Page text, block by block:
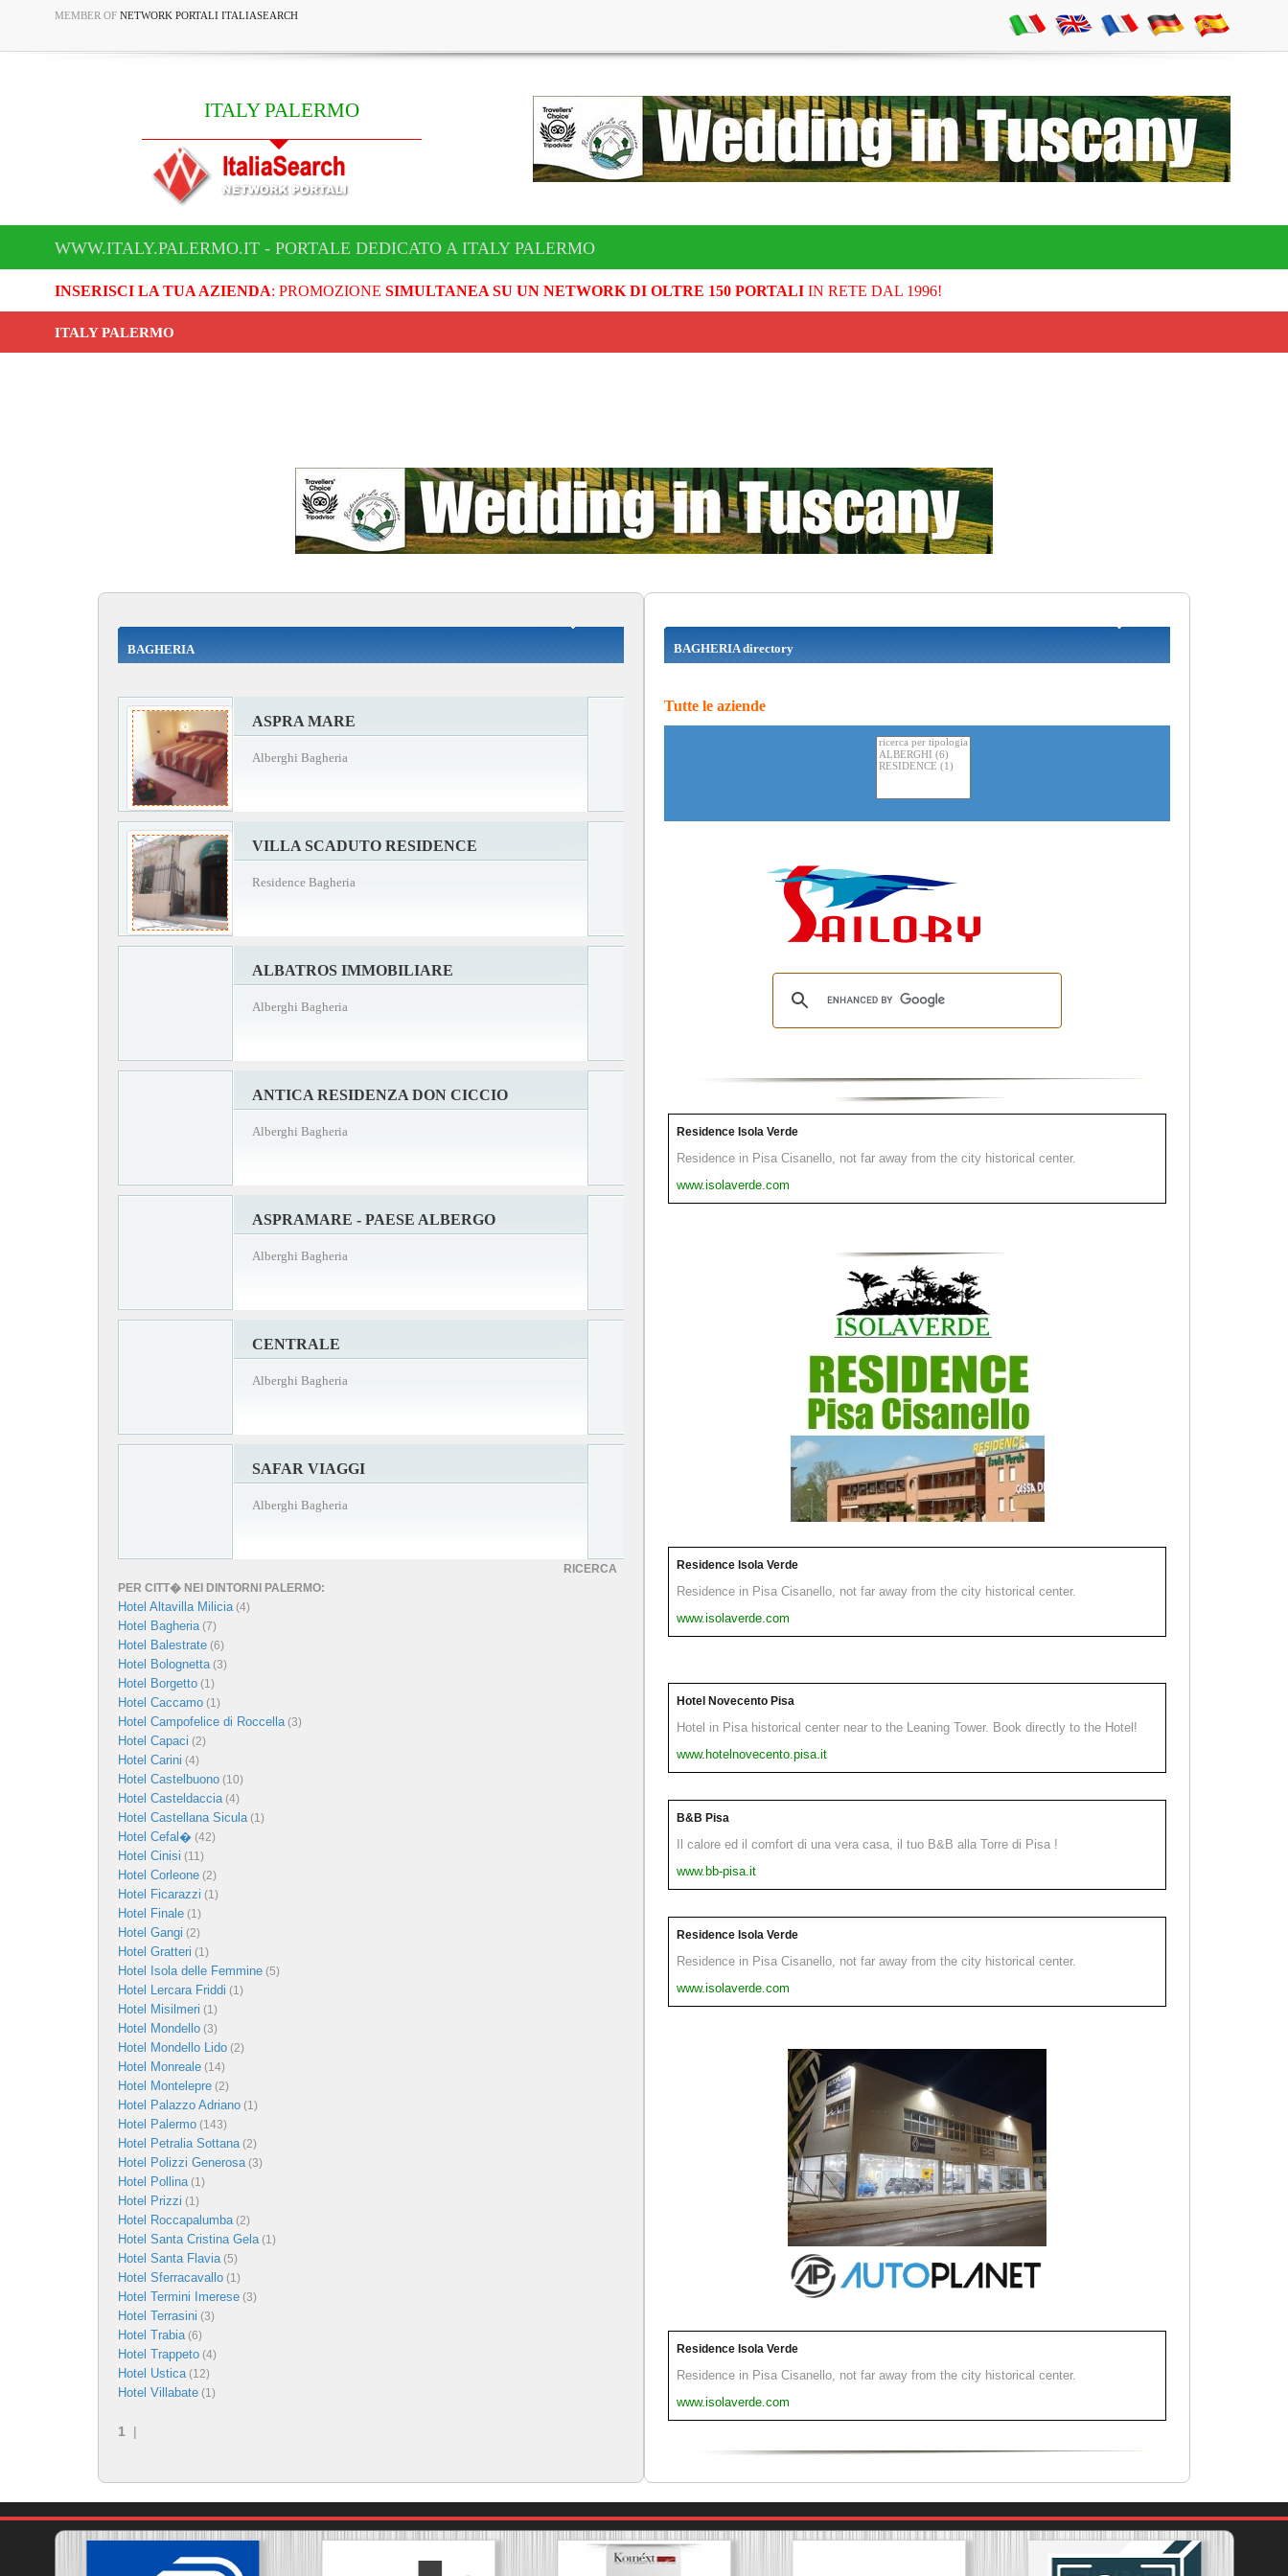
MEMBER OF NETWORK PORTALI ITALIASEARCH
ITALY PALERMO
WWW.ITALY.PALERMO.IT - PORTALE DEDICATO A ITALY PALERMO
INSERISCI LA TUA AZIENDA: PROMOZIONE SIMULTANEA SU UN NETWORK DI OLTRE 150 PORTALIIN RETE DAL 1996!
ITALY PALERMO
BAGHERIA
ASPRA MARE
Alberghi Bagheria
VILLA SCADUTO RESIDENCE
Residence Bagheria
ALBATROS IMMOBILIARE
Alberghi Bagheria
ANTICA RESIDENZA DON CICCIO
Alberghi Bagheria
ASPRAMARE - PAESE ALBERGO
Alberghi Bagheria
CENTRALE
Alberghi Bagheria
SAFAR VIAGGI
Alberghi Bagheria
RICERCA
PER CITT� NEI DINTORNI PALERMO:
Hotel Altavilla Milicia(4)
Hotel Bagheria(7)
Hotel Balestrate (6)
Hotel Bolognetta(3)
Hotel Borgetto (1)
Hotel Caccamo (1)
Hotel Campofelice di Roccella(3)
Hotel Capaci (2)
Hotel Carini (4)
Hotel Castelbuono (10)
Hotel Casteldaccia(4)
Hotel Castellana Sicula(1)
Hotel Cefal� (42)
Hotel Cinisi (11)
Hotel Corleone (2)
Hotel Ficarazzi (1)
Hotel Finale (1)
Hotel Gangi (2)
Hotel Gratteri (1)
Hotel Isola delle Femmine (5)
Hotel Lercara Friddi (1)
Hotel Misilmeri (1)
Hotel Mondello (3)
Hotel Mondello Lido (2)
Hotel Monreale (14)
Hotel Montelepre (2)
Hotel Palazzo Adriano (1)
Hotel Palermo (143)
Hotel Petralia Sottana(2)
Hotel Polizzi Generosa(3)
Hotel Pollina(1)
Hotel Prizzi (1)
Hotel Roccapalumba(2)
Hotel Santa Cristina Gela(1)
Hotel Santa Flavia(5)
Hotel Sferracavallo (1)
Hotel Termini Imerese (3)
Hotel Terrasini (3)
Hotel Trabia(6)
Hotel Trappeto (4)
Hotel Ustica(12)
Hotel Villabate (1)
1 |
BAGHERIA directory
Tutte le aziende
Residence Isola Verde
Residence in Pisa Cisanello, not far away from the city historical center.
www.isolaverde.com
Residence Isola Verde
Residence in Pisa Cisanello, not far away from the city historical center.
www.isolaverde.com
Hotel Novecento Pisa
Hotel in Pisa historical center near to the Leaning Tower. Book directly to the Hotel!
www.hotelnovecento.pisa.it
B&B Pisa
Il calore ed il comfort di una vera casa, il tuo B&B alla Torre di Pisa !
www.bb-pisa.it
Residence Isola Verde
Residence in Pisa Cisanello, not far away from the city historical center.
www.isolaverde.com
Residence Isola Verde
Residence in Pisa Cisanello, not far away from the city historical center.
www.isolaverde.com